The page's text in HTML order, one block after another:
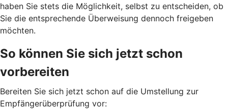
haben Sie stets die Möglichkeit, selbst zu entscheiden, ob
Sie die entsprechende Überweisung dennoch freigeben
möchten.
So können Sie sich jetzt schon
vorbereiten
Bereiten Sie sich jetzt schon auf die Umstellung zur
Empfängerüberprüfung vor: